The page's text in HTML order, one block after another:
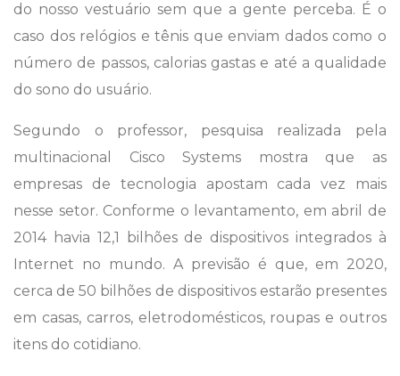
do nosso vestuário sem que a gente perceba. É o
caso dos relógios e tênis que enviam dados como o
número de passos, calorias gastas e até a qualidade
do sono do usuário.
Segundo o professor, pesquisa realizada pela
multinacional Cisco Systems mostra que as
empresas de tecnologia apostam cada vez mais
nesse setor. Conforme o levantamento, em abril de
2014 havia 12,1 bilhões de dispositivos integrados à
Internet no mundo. A previsão é que, em 2020,
cerca de 50 bilhões de dispositivos estarão presentes
em casas, carros, eletrodomésticos, roupas e outros
itens do cotidiano.